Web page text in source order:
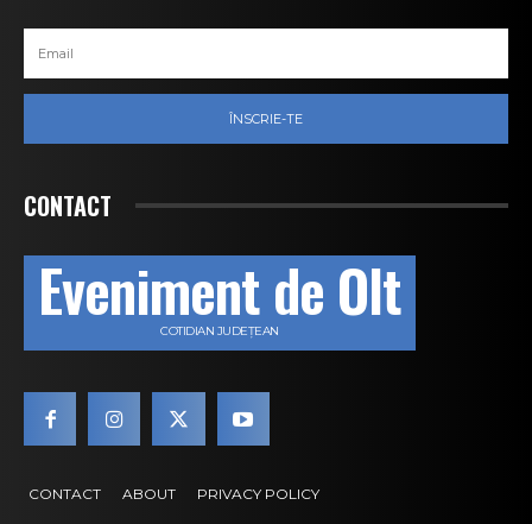
ÎNSCRIE-TE
CONTACT
Eveniment de Olt
COTIDIAN JUDEȚEAN
CONTACT ABOUT PRIVACY POLICY